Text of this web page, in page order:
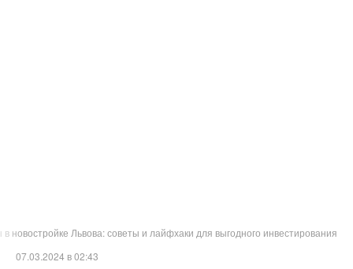
в новостройке Львова: советы и лайфхаки для выгодного инвестирования
07.03.2024 в 02:43